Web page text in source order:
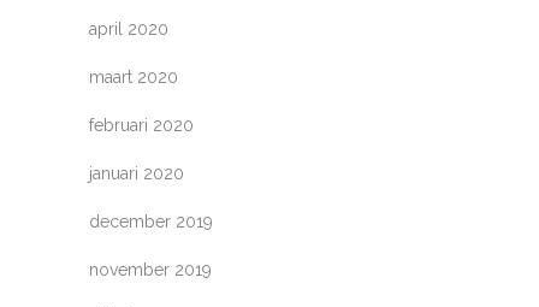
april 2020
maart 2020
februari 2020
januari 2020
december 2019
november 2019